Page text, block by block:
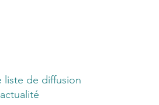
liste de diffusion